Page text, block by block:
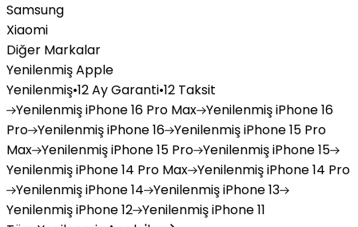
Samsung
Xiaomi
Diğer Markalar
Yenilenmiş Apple
Yenilenmiş•12 Ay Garanti•12 Taksit
YenilenmişiPhone 16 Pro Max YenilenmişiPhone 16
Pro YenilenmişiPhone 16 YenilenmişiPhone 15 Pro
Max YenilenmişiPhone 15 Pro YenilenmişiPhone 15
YenilenmişiPhone 14 Pro Max YenilenmişiPhone 14 Pro
YenilenmişiPhone 14 YenilenmişiPhone 13
YenilenmişiPhone 12 YenilenmişiPhone 11